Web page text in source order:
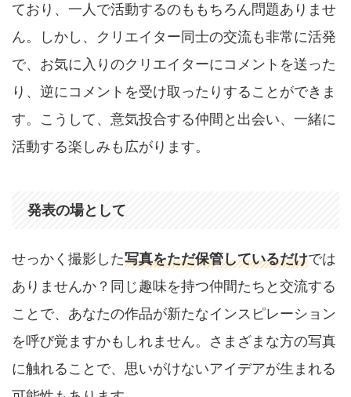
ており、一人で活動するのももちろん問題ありませ
ん。しかし、クリエイター同士の交流も非常に活発
で、お気に入りのクリエイターにコメントを送った
り、逆にコメントを受け取ったりすることができま
す。こうして、意気投合する仲間と出会い、一緒に
活動する楽しみも広がります。
発表の場として
せっかく撮影した写真をただ保管しているだけでは
ありませんか？同じ趣味を持つ仲間たちと交流する
ことで、あなたの作品が新たなインスピレーション
を呼び覚ますかもしれません。さまざまな方の写真
に触れることで、思いがけないアイデアが生まれる